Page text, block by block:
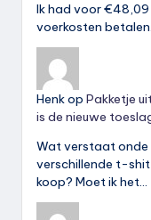
Ik had voor €48,09
voerkosten
Henkop Pakketje
is de nieuwe
Wat verstaat onde
verschillende t-
koop? Moet ik het…